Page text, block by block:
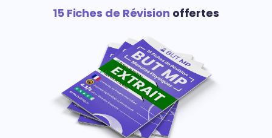
15 Fiches de Révision offertes